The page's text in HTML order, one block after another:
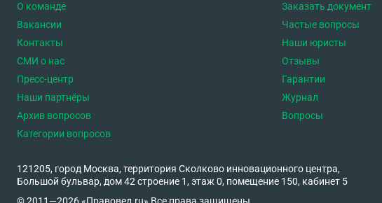
О команде
Вакансии
Контакты
СМИ о нас
Пресс-центр
Наши партнёры
Архив вопросов
Категории вопросов
Заказать документ
Частые вопросы
Наши юристы
Отзывы
Гарантии
Журнал
Вопросы
121205, город Москва, территория Сколково инновационного центра,
Большой бульвар, дом 42 строение 1, этаж 0, помещение 150, кабинет 5